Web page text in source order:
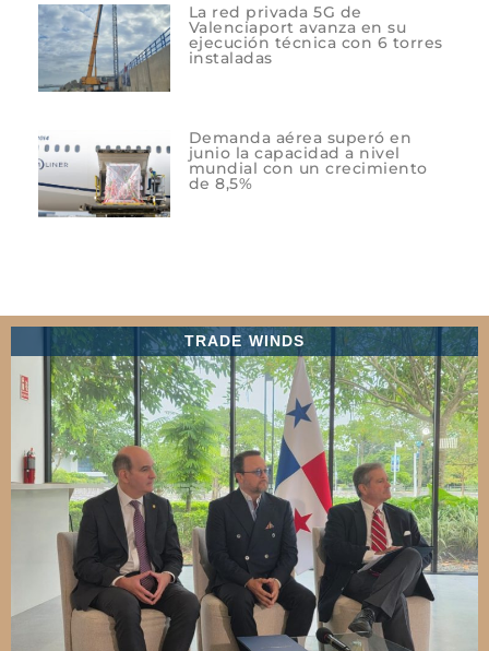
La red privada 5G de
Valenciaport avanza en su
ejecución técnica con 6 torres
instaladas
Demanda aérea superó en
junio la capacidad a nivel
mundial con un crecimiento
de 8,5%
TRADE WINDS